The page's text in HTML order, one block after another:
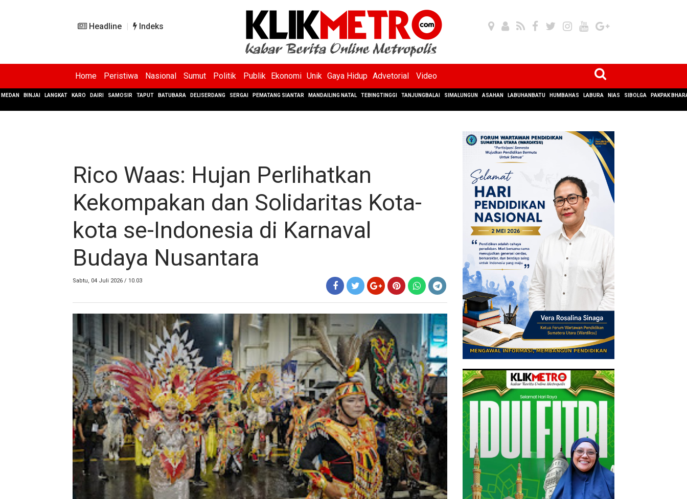
Headline Indeks
Home Peristiwa Nasional Sumut Politik Publik Ekonomi Unik Gaya Hidup Advetorial Video
MEDAN BINJAI LANGKAT KARO DAIRI SAMOSIR TAPUT BATUBARA DELISERDANG SERGAI PEMATANG SIANTAR MANDAILING NATAL TEBINGTINGGI TANJUNGBALAI SIMALUNGUN ASAHAN LABUHANBATU HUMBAHAS LABURA NIAS SIBOLGA PAKPAK
Rico Waas: Hujan Perlihatkan
Kekompakan dan Solidaritas Kota-
kota se-Indonesia di Karnaval
Budaya Nusantara
Sabtu, 04 Juli 2026 / 10.03